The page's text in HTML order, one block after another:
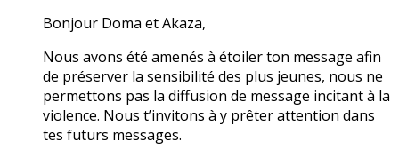
Bonjour Doma et Akaza,
Nous avons été amenés à étoiler ton message afin
de préserver la sensibilité des plus jeunes, nous ne
permettons pas la diffusion de message incitant à la
violence. Nous t’invitons à y prêter attention dans
tes futurs messages.